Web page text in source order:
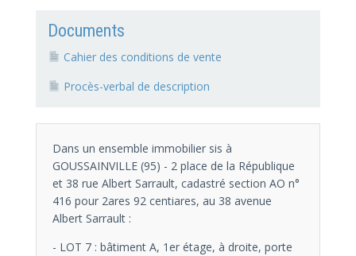
Documents
Cahier des conditions de vente
Procès-verbal de description
Dans un ensemble immobilier sis à
GOUSSAINVILLE (95) - 2 place de la République
et 38 rue Albert Sarrault, cadastré section AO n°
416 pour 2ares 92 centiares, au 38 avenue
Albert Sarrault :
- LOT 7 : bâtiment A, 1er étage, à droite, porte